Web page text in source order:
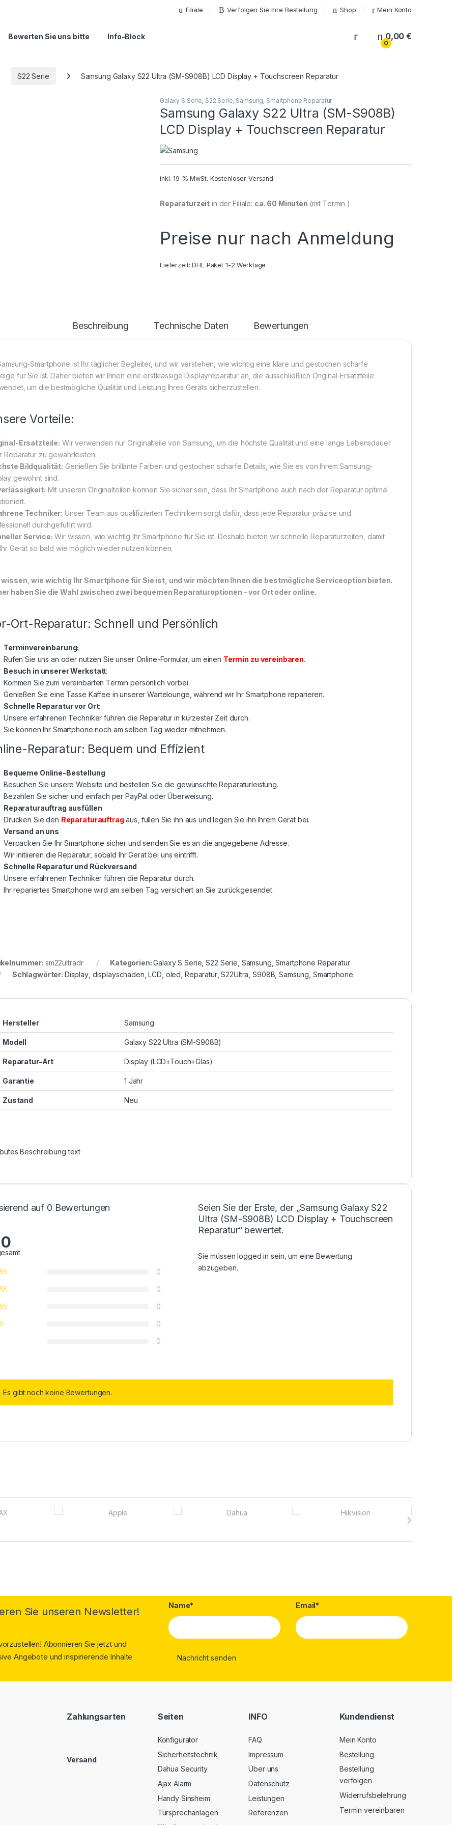
Filiale Verfolgen Sie Ihre Bestellung Shop Mein Konto
Bewerten Sie uns bitte Info-Block My Account
0
0,00€
S22 Serie Samsung Galaxy S22 Ultra (SM-S908B) LCD Display + Touchscreen Reparatur
Galaxy S Serie, S22 Serie, Samsung, Smartphone Reparatur
Samsung Galaxy S22 Ultra (SM-S908B)
LCD Display + Touchscreen Reparatur
inkl. 19 % MwSt. Kostenloser Versand
Reparaturzeit in der Filiale: ca. 60 Minuten (mit Termin )
Preise nur nach Anmeldung
Lieferzeit:DHL Paket 1-2 Werktage
Beschreibung Technische Daten Bewertungen
Smartphone ist Ihr täglicher Begleiter, und wir verstehen, wie wichtig eine klare und gestochen scharfe
für Sie ist. Daher bieten wir Ihnen eine erstklassige Displayreparatur an, die ausschließlich Original-Ersatzteile
um die bestmögliche Qualität und Leistung Ihres Geräts sicherzustellen.
Vorteile:
Ersatzteile: Wir verwenden nur Originalteile von Samsung, um die höchste Qualität und eine lange Lebensdauer
Reparatur zu gewährleisten.
Bildqualität: Genießen Sie brillante Farben und gestochen scharfe Details, wie Sie es von Ihrem Samsung-
gewohnt sind.
Mit unseren Originalteilen können Sie sicher sein, dass Ihr Smartphone auch nach der Reparatur optimal
Techniker: Unser Team aus qualifizierten Technikern sorgt dafür, dass jede Reparatur präzise und
durchgeführt wird.
Service: Wir wissen, wie wichtig Ihr Smartphone für Sie ist. Deshalb bieten wir schnelle Reparaturzeiten, damit
Gerät so bald wie möglich wieder nutzen können.
wissen, wie wichtig Ihr Smartphone für Sie ist, und wir möchten Ihnen die bestmögliche Serviceoption bieten.
haben Sie die Wahl zwischen zwei bequemen Reparaturoptionen – vor Ort oder online.
Ort-Reparatur: Schnell und Persönlich
Terminvereinbarung:
Rufen Sie uns an oder nutzen Sie unser Online-Formular, um einen Termin zu vereinbaren.
Besuch in unserer Werkstatt:
Kommen Sie zum vereinbarten Termin persönlich vorbei.
Genießen Sie eine Tasse Kaffee in unserer Wartelounge, während wir Ihr Smartphone reparieren.
Schnelle Reparatur vor Ort:
Unsere erfahrenen Techniker führen die Reparatur in kürzester Zeit durch.
Sie können Ihr Smartphone noch am selben Tag wieder mitnehmen.
Reparatur: Bequem und Effizient
Bequeme Online-Bestellung
Besuchen Sie unsere Website und bestellen Sie die gewünschte Reparaturleistung.
Bezahlen Sie sicher und einfach per PayPal oder Überweisung.
Reparaturauftrag ausfüllen
Drucken Sie den Reparaturauftrag aus, füllen Sie ihn aus und legen Sie ihn Ihrem Gerät bei.
Versand an uns
Verpacken Sie Ihr Smartphone sicher und senden Sie es an die angegebene Adresse.
Wir initiieren die Reparatur, sobald Ihr Gerät bei uns eintrifft.
Schnelle Reparatur und Rückversand
Unsere erfahrenen Techniker führen die Reparatur durch.
Ihr repariertes Smartphone wird am selben Tag versichert an Sie zurückgesendet.
sm22ultradr Kategorien:Galaxy S Serie ,S22 Serie Samsung ,Smartphone Reparatur
Schlagwörter: Display, displayschaden ,LCD oled Reparatur,S22Ultra ,S908B ,Samsung Smartphone
Hersteller Samsung
Modell Galaxy S22 Ultra (SM-S908B)
Reparatur-Art Display (LCD+Touch+Glas)
Garantie 1 Jahr
Zustand Neu
Beschreibung text
auf 0 Bewertungen
0
0
0
0
0
Seien Sie der Erste, der „Samsung Galaxy S22
Ultra (SM-S908B) LCD Display + Touchscreen
Reparatur“ bewertet.
Sie müssenlogged in sein, um eine Bewertung
abzugeben.
Es gibt noch keine Bewertungen.
Sie unseren Newsletter!
Abonnieren Sie jetzt und
Angebote und inspirierende Inhalte
Name* Email*
Zahlungsarten
Versand
Seiten
Konfigurator
Sicherheitstechnik
Dahua Security
Ajax Alarm
Handy Sinsheim
Türsprechanlagen
INFO
FAQ
Impressum
Über uns
Datenschutz
Leistungen
Referenzen
Kundendienst
Mein Konto
Bestellung
Bestellung
verfolgen
Widerrufsbelehrung
Termin vereinbaren